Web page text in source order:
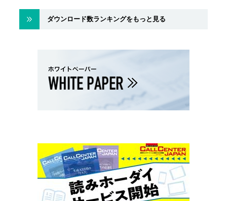
ダウンロード数ランキングをもっと見る